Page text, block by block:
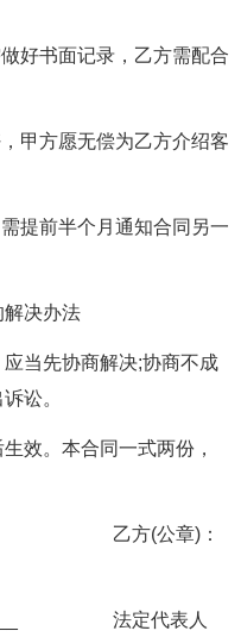
好书面记录，乙方需配合
甲方愿无偿为乙方介绍客
提前半个月通知合同另一
解决办法
当先协商解决;协商不成
讼。
效。本合同一式两份，
乙方(公章)：
法定代表人